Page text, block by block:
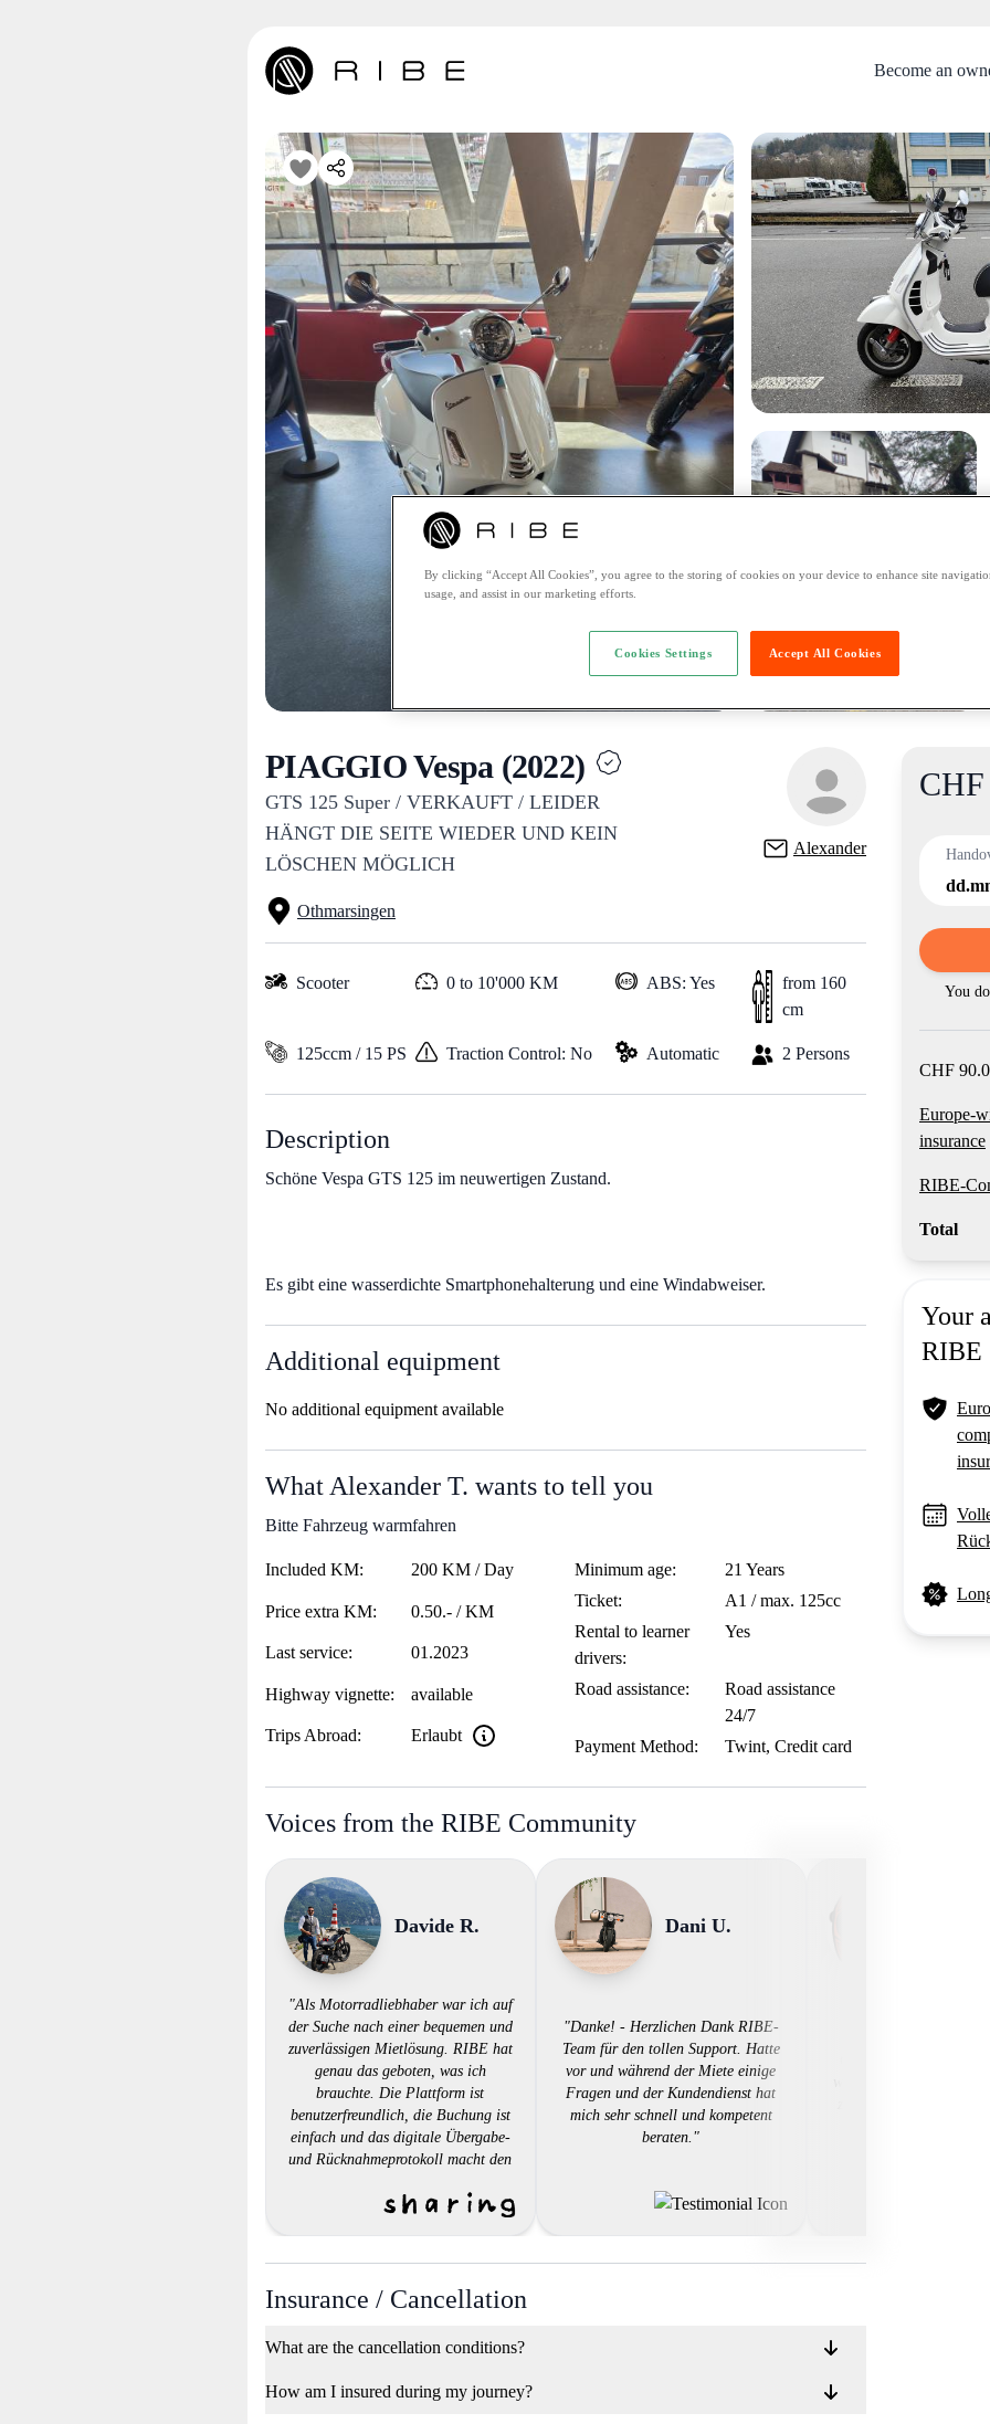
Become an
PIAGGIO Vespa (2022)
GTS 125 Super / VERKAUFT / LEIDER
HÄNGT DIE SEITE WIEDER UND KEIN
LÖSCHEN MÖGLICH
Othmarsingen
Alexander
Product
You
CHF
Europe-
insurance
RIBE-
Total
Your
RIBE
Scooter 0 to 10'000 KM ABS: Yes
from 160
cm
125ccm / 15 PS Traction Control: No Automatic 2 Persons
Description
Schöne Vespa GTS 125 im neuwertigen Zustand.
Es gibt eine wasserdichte Smartphonehalterung und eine Windabweiser.
Additional equipment
No additional equipment available
What Alexander T. wants to tell you
Bitte Fahrzeug warmfahren
Included KM: 200 KM / Day
Price extra KM: 0.50.- / KM
Last service: 01.2023
Highway vignette: available
Trips Abroad: Erlaubt
Minimum age:
21 Years
Ticket:
A1 / max. 125cc
Rental to learner
drivers:
Yes
Road assistance:
Road assistance
24/7
Payment Method:
Twint, Credit card
Voices from the RIBE Community
Davide R.
"Als Motorradliebhaber war ich auf
der Suche nach einer bequemen und
zuverlässigen Mietlösung. RIBE hat
genau das geboten, was ich
brauchte. Die Plattform ist
benutzerfreundlich, die Buchung ist
einfach und das digitale Übergabe-
und Rücknahmeprotokoll macht den
begeistert von der großen Auswahl
Motorrads zu einer nahtlosen
Dani U.
"Danke! - Herzlichen Dank RIBE-
Team für den tollen Support. Hatte
vor und während der Miete einige
Fragen und der Kundendienst hat
mich sehr schnell und kompetent
beraten."
Insurance / Cancellation
What are the cancellation conditions?
How am I insured during my journey?
By clicking “Accept All Cookies”, you agree to the storing of cookies on your device to enhance site
usage, and assist in our marketing efforts.
Accept All Cookies
Cookies Settings